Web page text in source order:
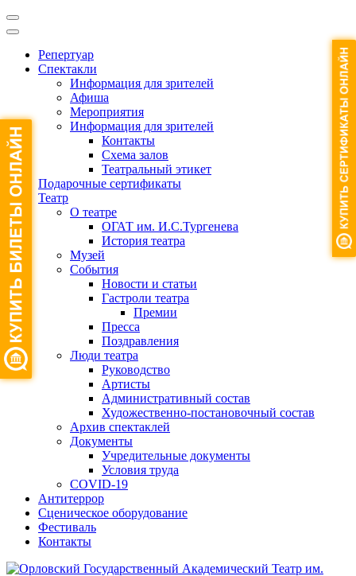
Репертуар
Спектакли
Информация для зрителей
Афиша
Мероприятия
Информация для зрителей
Контакты
Схема залов
Театральный этикет
Подарочные сертификаты
Театр
О театре
ОГАТ им. И.С.Тургенева
История театра
Музей
События
Новости и статьи
Гастроли театра
Премии
Пресса
Поздравления
Люди театра
Руководство
Артисты
Административный состав
Художественно-постановочный состав
Архив спектаклей
Документы
Учредительные документы
Условия труда
COVID-19
Антитеррор
Сценическое оборудование
Фестиваль
Контакты